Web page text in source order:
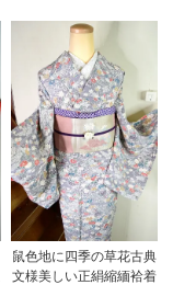
鼠色地に四季の草花古典
文様美しい正絹縮緬袷着